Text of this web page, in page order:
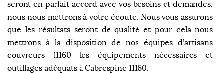
seront en parfait accord avec vos besoins et demandes,
nous nous mettrons à votre écoute. Nous vous assurons
que les résultats seront de qualité et pour cela nous
mettrons à la disposition de nos équipes d’artisans
couvreurs 11160 les équipements nécessaires et
outillages adéquats à Cabrespine 11160.